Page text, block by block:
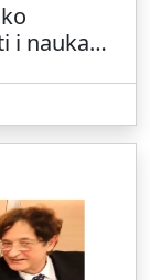
i nauka